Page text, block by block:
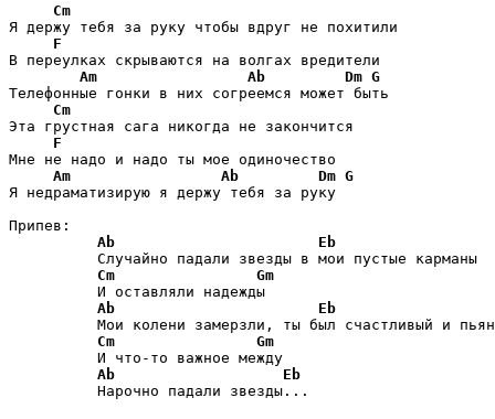
Cm
Я держу тебя за руку чтобы вдруг не похитили
F
В переулках скрываются на волгах вредители
Am
Ab Dm G
Телефонные гонки в них согреемся может быть
Cm
Эта грустная сага никогда не закончится
F
Мне не надо и надо ты мое одиночество
Am
Ab Dm G
Я недраматизирую я держу тебя за руку
Припев:
Ab
Eb
          Случайно падали звезды в мои пустые карманы
Cm
Gm
          И оставляли надежды
Ab
Eb
Мои колени замерзли, ты был счастливый и
Cm
Gm
          И что-то важное между
Ab
Eb
          Нарочно падали звезды...